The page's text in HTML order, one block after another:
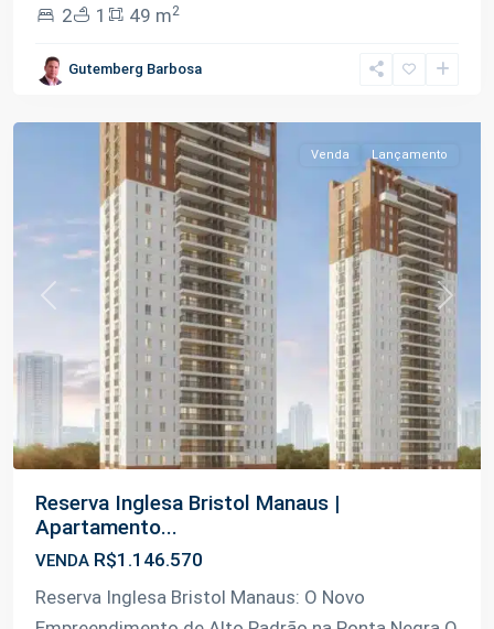
2
1 49 m2
Gutemberg Barbosa
Negra,
Previous Next
Venda Lançamento
Reserva Inglesa Bristol Manaus |
Apartamento...
VENDA R$1.146.570
Reserva Inglesa Bristol Manaus: O Novo